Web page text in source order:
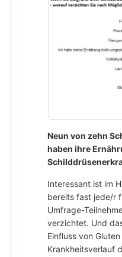
Neun von zehn
haben ihre
Interessant ist im
bereits fast jede/r
Umfrage-
verzichtet. Und
Einfluss von
Krankheitsverlauf